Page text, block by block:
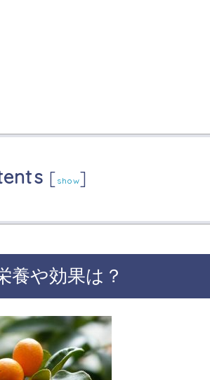
[ show]
養や効果は？